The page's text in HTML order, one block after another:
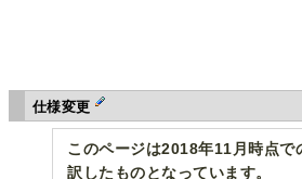
仕様変更
このページは2018年11月時点で
訳したものとなっています。